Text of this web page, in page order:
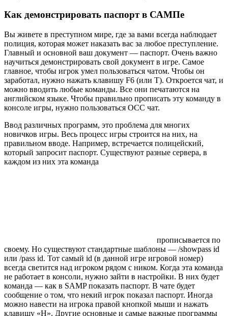
Как демонстрировать паспорт в САМПе
Вы живете в преступном мире, где за вами всегда наблюдает
полиция, которая может наказать вас за любое преступление.
Главный и основной ваш документ — паспорт. Очень важно
научиться демонстрировать свой документ в игре. Самое
главное, чтобы игрок умел пользоваться чатом. Чтобы он
заработал, нужно нажать клавишу F6 (или T). Откроется чат, и
можно вводить любые команды. Все они печатаются на
английском языке. Чтобы правильно прописать эту команду в
консоле игры, нужно пользоваться OCC чат.
Ввод различных программ, это проблема для многих
новичков игры. Весь процесс игры строится на них, на
правильном вводе. Например, встречается полицейский,
который запросит паспорт. Существуют разные сервера, в
каждом из них эта команда
прописывается по
своему. Но существуют стандартные шаблоны — /showpass id
или /pass id. Тот самый id (в данной игре игровой номер)
всегда светится над игроком рядом с ником. Когда эта команда
не работает в консоли, нужно зайти в настройки. В них будет
команда — как в SAMP показать паспорт. В чате будет
сообщение о том, что некий игрок показал паспорт. Иногда
можно навести на игрока правой кнопкой мыши и нажать
клавишу «H». Другие основные и самые важные программы